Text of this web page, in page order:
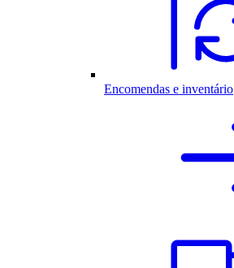
Encomendas e inventário